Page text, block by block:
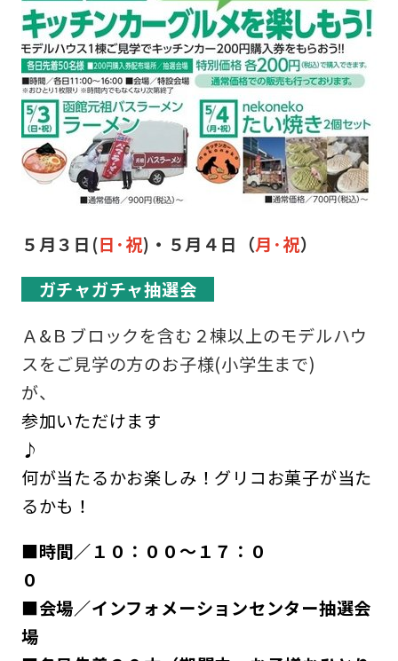
５月３日(日･祝)・５月４日（月･祝）
ガチャガチャ抽選会
Ａ&Ｂブロックを含む２棟以上のモデルハウ
スをご見学の方のお子様(小学生まで)
参加いただけます
何が当たるかお楽しみ！グリコお菓子が当た
るかも！
■時間／１０：００～１７：０
■会場／インフォメーションセンター抽選会